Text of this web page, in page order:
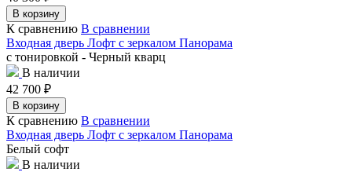
В корзину
К сравнению В сравнении
Входная дверь Лофт с зеркалом Панорама
с тонировкой - Черный кварц
В наличии
42 700 ₽
В корзину
К сравнению В сравнении
Входная дверь Лофт с зеркалом Панорама
Белый софт
В наличии